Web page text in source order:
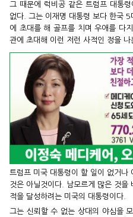
그 때문에 럭비공 같은 트럼프 대통
없다. 그는 이재명 대통령 보다 한국
에 초대를 해 골프를 치며 우애를 다
관에 초대해 이런 저런 사적인 정을 나
트럼프 미국 대통령이 할 일이 없거나
것은 아닐것이다. 남모르게 많은 것을
적을 달성하려는 미국의 대통령이다.
그는 신뢰할 수 없는 상대의 야심을